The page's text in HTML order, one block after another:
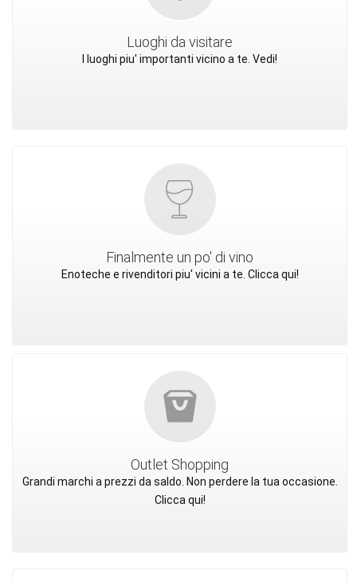
Luoghi da visitare
I luoghi piu' importanti vicino a te. Vedi!
Finalmente un po' di vino
Enoteche e rivenditori piu' vicini a te. Clicca qui!
Outlet Shopping
Grandi marchi a prezzi da saldo. Non perdere la tua occasione.
Clicca qui!